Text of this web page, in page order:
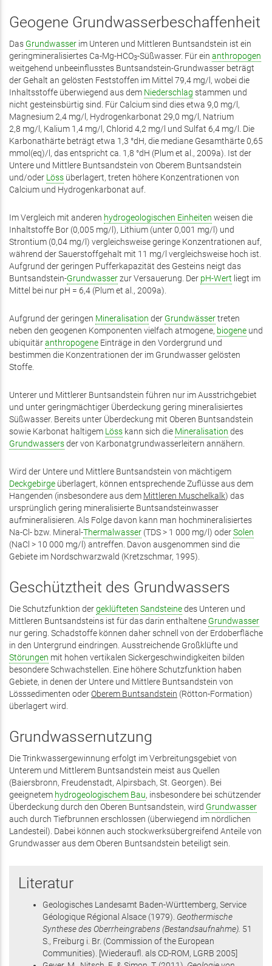
Geogene Grundwasserbeschaffenheit
Das Grundwasser im Unteren und Mittleren Buntsandstein ist ein
geringmineralisiertes Ca-Mg-HCO3-Süßwasser. Für ein anthropogen
weitgehend unbeeinflusstes Buntsandstein-­Grundwasser beträgt
der Gehalt an gelösten Feststoffen im Mittel 79,4 mg/l, wobei die
Inhaltsstoffe überwiegend aus dem Niederschlag stammen und
nicht gesteinsbürtig sind. Für Calcium sind dies etwa 9,0 mg/l,
Magnesium 2,4 mg/l, Hydrogenkarbonat 29,0 mg/l, Natrium
2,8 mg/l, Kalium 1,4 mg/l, Chlorid 4,2 mg/l und Sulfat 6,4 mg/l. Die
Karbonat­härte beträgt etwa 1,3 °dH, die mediane Gesamthärte 0,65
mmol(eq)/l, das entspricht ca. 1,8 °dH (Plum et al., 2009a). Ist der
Untere und Mittlere Buntsandstein von Oberem Buntsandstein
und/oder Löss überlagert, treten höhere Konzentrationen von
Calcium und Hydrogenkarbonat auf.
Im Vergleich mit anderen hydrogeologischen Einheiten weisen die
Inhaltstoffe Bor (0,005 mg/l), Lithium (unter 0,001 mg/l) und
Strontium (0,04 mg/l) vergleichsweise geringe Konzentrationen auf,
während der Sauerstoffgehalt mit 11 mg/l vergleichsweise hoch ist.
Aufgrund der geringen Pufferkapazität des Gesteins neigt das
Buntsandstein-Grundwasserzur Versauerung. Der pH-Wert liegt im
Mittel bei nur pH = 6,4 (Plum et al., 2009a).
Aufgrund der geringen Mineralisation der Grundwässertreten
neben den geogenen Komponenten vielfach atmogene, biogene und
ubiquitäranthropogene Einträge in den Vordergrund und
bestimmen die Konzentrationen der im Grundwasser gelösten
Stoffe.
Unterer und Mittlerer Buntsandstein führen nur im Ausstrichgebiet
und unter geringmächtiger Überdeckung gering mineralisiertes
Süßwasser. Bereits unter Überdeckung mit Oberen Buntsandstein
sowie Karbonat haltigem Löss kann sich die Mineralisation des
Grundwassersder von Karbonatgrundwasserleitern annähern.
Wird der Untere und Mittlere Buntsandstein von mächtigem
Deckgebirge überlagert, können entsprechende Zuflüsse aus dem
Hangenden (insbesondere aus dem Mittleren Muschelkalk) das
ursprünglich gering mineralisierte Buntsandsteinwasser
aufmineralisieren. Als Folge davon kann man hochmineralisiertes
Na-Cl- bzw. Mineral-Thermalwasser (TDS > 1 000 mg/l) oderSolen
(NaCl > 10 000 mg/l) antreffen. Davon ausgenommen sind die
Gebiete im Nordschwarzwald (Kretzschmar, 1995).
Geschütztheit des Grundwassers
Die Schutzfunktion dergeklüfteten Sandsteinedes Unteren und
Mittleren Buntsandsteins ist für das darin enthaltene Grundwasser
nur gering. Schadstoffe können daher schnell von der Erdoberfläche
in den Untergrund eindringen. Ausstreichende Großklüfte und
Störungen mit hohen vertikalen Sickergeschwindigkeiten bilden
besondere Schwachstellen. Eine höhere Schutzfunktion haben
Gebiete, in denen der Untere und Mittlere Buntsandstein von
Lösssedimenten oderOberem Buntsandstein (Rötton-­Formation)
überlagert wird.
Grundwassernutzung
Die Trinkwassergewinnung erfolgt im Verbreitungsgebiet von
Unterem und Mittlerem Buntsandstein meist aus Quellen
(Baiersbronn, Freudenstadt, Alpirsbach, St. Georgen). Bei
geeignetem hydrogeologischem Bau, insbesondere bei schützender
Überdeckung durch den Oberen Buntsandstein, wird Grundwasser
auch durch Tiefbrunnen erschlossen (überwiegend im nördlichen
Landesteil). Dabei können auch stockwerksübergreifend Anteile von
Grundwasser aus dem Oberen Buntsandstein beteiligt sein.
Literatur
Geologisches Landesamt Baden-Württemberg, Service
Géologique Régional Alsace (1979). Geothermische
Synthese des Oberrheingrabens (Bestandsaufnahme). 51
S., Freiburg i. Br. (Commission of the European
Communities). [Wiederaufl. als CD-ROM, LGRB 2005]